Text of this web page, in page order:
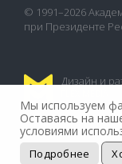
© 1991–2026
при Президенте
Дизайн и
Мы используем
Оставаясь на
условиями
Подробнее